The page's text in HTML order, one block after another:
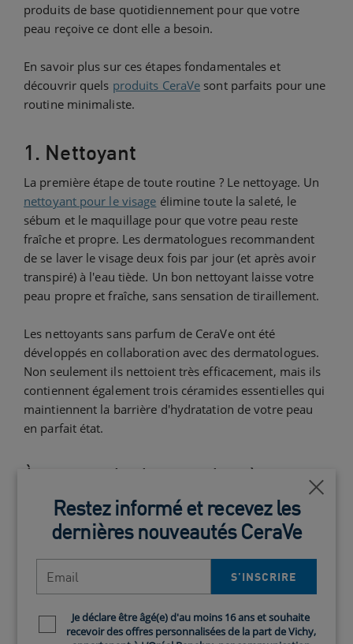
produits de base quotidiennement pour que votre
peau reçoive ce dont elle a besoin.
En savoir plus sur ces étapes fondamentales et
découvrir quels produits CeraVe sont parfaits pour une
routine minimaliste.
1. Nettoyant
La première étape de toute routine ? Le nettoyage. Un
nettoyant pour le visage élimine toute la saleté, le
sébum et le maquillage pour que votre peau reste
fraîche et propre. Les dermatologues recommandent
de se laver le visage deux fois par jour (et après avoir
transpiré) à l'eau tiède. Un bon nettoyant laisse votre
peau propre et fraîche, sans sensation de tiraillement.
Les nettoyants sans parfum de CeraVe ont été
développés en collaboration avec des dermatologues.
Non seulement ils nettoient très efficacement, mais ils
contiennent également trois céramides essentielles qui
maintiennent la barrière d'hydratation de votre peau
en parfait état.
À essayer absolument : la crème
nettoyante hydratante CeraVe
crème nettoyante hydratante CeraVe
est le point
de départ idéal de votre routine de soins de la peau.
Grâce à une combinaison de céramides et d'acide
hyaluronique, ce nettoyant est idéal pour votre routine
du matin et du soir. Il nettoie votre peau sans la laisser
tiraillée ou sèche.
Restez informé et recevez les
dernières nouveautés CeraVe
S’INSCRIRE​
Newsletter policy
Je déclare être âgé(e) d'au moins 16 ans et souhaite
recevoir des offres personnalisées de la part de Vichy,